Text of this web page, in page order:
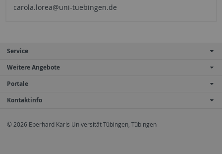
carola.lorea@uni-tuebingen.de
Service
Weitere Angebote
Portale
Kontaktinfo
© 2026 Eberhard Karls Universität Tübingen, Tübingen